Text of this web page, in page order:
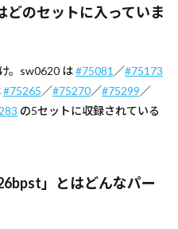
どのセットに入っていま
。sw0620 は#75081 ／#75173
#75265／#75270／#75299／
の5セットに収録されている
」とはどんなパー